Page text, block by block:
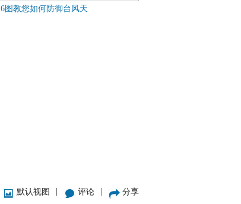
6图教您如何防御台风天
默认视图 评论 分享